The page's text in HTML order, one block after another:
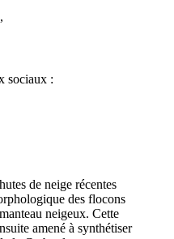
sociaux :
de neige récentes
des flocons
neigeux. Cette
amené à synthétiser